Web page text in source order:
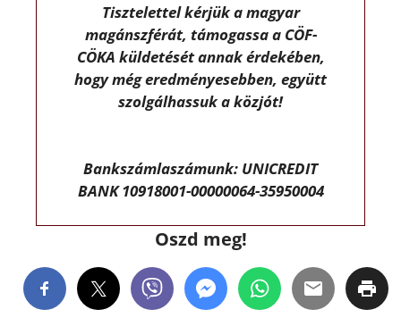
Tisztelettel kérjük a magyar
magánszférát, támogassa a CÖF-
CÖKA küldetését annak érdekében,
hogy még eredményesebben, együtt
szolgálhassuk a közjót!
Bankszámlaszámunk: UNICREDIT
BANK 10918001-00000064-35950004
Oszd meg!